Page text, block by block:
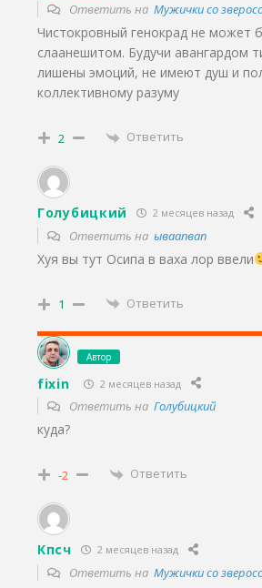
Ответить на Мужички со
Чистокровный генокрад не может
слаанешитом. Будучи авангардом
лишены эмоций, не имеют душ и
коллективному разуму
2 Ответить
Голубицкий 2 месяцев назад
Ответить на ываапвап
Хуя вы тут Осипа в ваха лор ввели
1 Ответить
Автор
fixin 2 месяцев назад
Ответить на Голубицкий
куда?
-2 Ответить
Кпсч 2 месяцев назад
Ответить на Мужички со